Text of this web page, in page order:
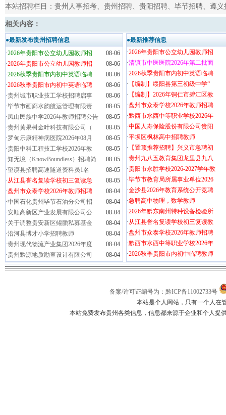
本站招聘栏目： 贵州人事招考、 贵州招聘、 贵阳招聘、 毕节招聘、 遵义
相关内容：
●最新发布贵州招聘信息
·2026年贵阳市公立幼儿园教师招
08-06
·2026年贵阳市公立幼儿园教师招
08-06
·2026秋季贵阳市内初中英语临聘
08-06
·2026秋季贵阳市内初中英语临聘
08-06
·贵州城市职业技工学校招聘启事
08-06
·毕节市画廊水韵航运管理有限责
08-05
·凤山民族中学2026年教师招聘公告
08-05
·贵州黄果树金叶科技有限公司（
08-05
·罗甸乐康精神病医院2026年08月
08-05
·贵阳中科工程技工学校2026年教
08-05
·知无境（KnowBoundless）招聘简
08-05
·望谟县招聘高速隧道资料员1名
08-05
·从江县誉名复读学校初三复读急
08-05
·盘州市众泰学校2026年教师招聘
08-04
·中国石化贵州毕节石油分公司招
08-04
·安顺高新区产业发展有限公司公
08-04
·关于调整贵安新区鲲鹏私募基金
08-04
·沿河县博才小学招聘教师
08-04
·贵州现代物流产业集团2026年度
08-04
·贵州黔源地质勘查设计有限公司 08-04
●最新推荐信息
·2026年贵阳市公立幼儿园教师招
·清镇市中医医院2026年第二批面
·2026秋季贵阳市内初中英语临聘
· 【编制】绥阳县第三初级中学“
· 【编制】2026年铜仁市碧江区教
·盘州市众泰学校2026年教师招聘
·黔西市水西中等职业学校2026年
·中国人寿保险股份有限公司贵阳
·平坝区枫林高中招聘教师
· 【置顶推荐招聘】兴义市急聘初
·贵州九八五教育集团龙里县九八
·贵阳市永胜学校2026-2027学年教
·毕节市教育局所属事业单位2026
·金沙县2026年教育系统公开竞聘
·急聘高中物理，数学教师
·2026年黔东南州特种设备检验所
·从江县誉名复读学校初三复读教
·盘州市众泰学校2026年教师招聘
·黔西市水西中等职业学校2026年
·2026秋季贵阳市内初中临聘教师
备案/许可证编号为：黔ICP备11002733号
本站是个人网站，只有一个人在
本站免费发布贵州各类信息，信息都来源于企业和个人提